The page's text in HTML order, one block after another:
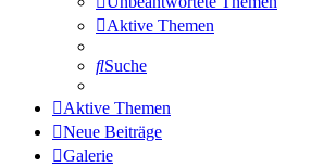
Aktive Themen
Suche
Aktive Themen
Neue Beiträge
Galerie